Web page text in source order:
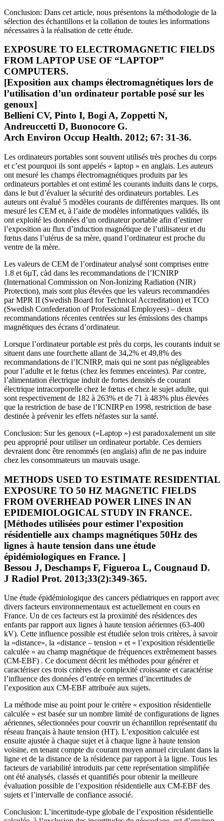
Conclusion: Dans cet article, nous présentons la méthodologie de la
sélection des échantillons et la collation de toutes les informations
nécessaires à la réalisation de cette étude.
EXPOSURE TO ELECTROMAGNETIC FIELDS
FROM LAPTOP USE OF “LAPTOP”
COMPUTERS.
[Exposition aux champs électromagnétiques lors de
l’utilisation d’un ordinateur portable posé sur les
genoux]
Bellieni CV, Pinto I, Bogi A, Zoppetti N,
Andreuccetti D, Buonocore G.
Arch Environ Occup Health. 2012; 67: 31-36.
Les ordinateurs portables sont souvent utilisés très proches du corps
et c’est pourquoi ils sont appelés « laptop » en anglais. Les auteurs
ont mesuré les champs électromagnétiques produits par les
ordinateurs portables et ont estimé les courants induits dans le corps,
dans le but d’évaluer la sécurité des ordinateurs portables. Les
auteurs ont évalué 5 modèles courants de différentes marques. Ils ont
mesuré les CEM et, à l’aide de modèles informatiques validés, ils
ont exploité les données d’un ordinateur portable afin d’estimer
l’exposition au flux d’induction magnétique de l’utilisateur et du
fœtus dans l’utérus de sa mère, quand l’ordinateur est proche du
ventre de la mère.
Les valeurs de CEM de l’ordinateur analysé sont comprises entre
1.8 et 6µT, càd dans les recommandations de l’ICNIRP
(International Commission on Non-Ionizing Radiation (NIR)
Protection), mais sont plus élevées que les valeurs recommandées
par MPR II (Swedish Board for Technical Accreditation) et TCO
(Swedish Confederation of Professional Employees) – deux
recommandations récentes centrées sur les émissions des champs
magnétiques des écrans d’ordinateur.
Lorsque l’ordinateur portable est près du corps, les courants induit se
situent dans une fourchette allant de 34,2% et 49,8% des
recommandations de l’ICNIRP, mais qui ne sont pas négligeables
pour l’adulte et le fœtus (chez les femmes enceintes). Par contre,
l’alimentation électrique induit de fortes densités de courant
électrique intracorporelle chez le fœtus et chez le sujet adulte, qui
sont respectivement de 182 à 263% et de 71 à 483% plus élevées
que la restriction de base de l’ICNIRP en 1998, restriction de base
destinée à prévenir les effets néfastes sur la santé.
Conclusion: Sur les genoux («Laptop ») est paradoxalement un site
peu approprié pour utiliser un ordinateur portable. Ces derniers
devraient donc être renommés (en anglais) afin de ne pas induire
chez les consommateurs un mauvais usage.
METHODS USED TO ESTIMATE RESIDENTIAL
EXPOSURE TO 50 HZ MAGNETIC FIELDS
FROM OVERHEAD POWER LINES IN AN
EPIDEMIOLOGICAL STUDY IN FRANCE.
[Méthodes utilisées pour estimer l’exposition
résidentielle aux champs magnétiques 50Hz des
lignes à haute tension dans une étude
épidémiologiques en France. ]
Bessou J, Deschamps F, Figueroa L, Cougnaud D.
J Radiol Prot. 2013;33(2):349-365.
Une étude épidémiologique des cancers pédiatriques en rapport avec
divers facteurs environnementaux est actuellement en cours en
France. Un de ces facteurs est la proximité des résidences des
enfants par rapport aux lignes à haute tension aériennes (63-400
kV). Cette influence possible est étudiée selon trois critères, à savoir
la «distance», la «distance – tension » et « l’exposition résidentielle
calculée » au champ magnétique de fréquences extrêmement basses
(CM-EBF) . Ce document décrit les méthodes pour générer et
caractériser ces trois critères de complexité croissante et caractérise
l’influence des données d’entrée en termes d’incertitudes de
l’exposition aux CM-EBF attribuée aux sujets.
La méthode mise au point pour le critère « exposition résidentielle
calculée » est basée sur un nombre limité de configurations de lignes
aériennes, sélectionnées pour couvrir un échantillon représentatif du
réseau français à haute tension (HT). L’exposition calculée est
ensuite ajustée à chaque sujet et à chaque ligne à haute tension
voisine, en tenant compte du courant moyen annuel circulant dans la
ligne et de la distance de la résidence par rapport à la ligne. Tous les
facteurs de variabilité introduits par cette représentation simplifiée
ont été analysés, classés et quantifiés pour obtenir la meilleure
évaluation possible de l’exposition résidentielle aux CM-EBF des
sujets et l’intervalle de confiance associé.
Conclusion: L’incertitude-type globale de l’exposition résidentielle